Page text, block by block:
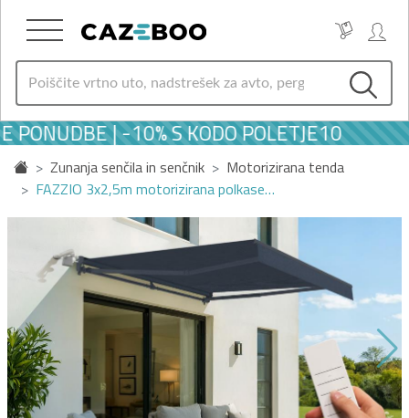
| -10% S KODO POLETJE10
Zunanja senčila in senčnik
Motorizirana tenda
FAZZIO 3x2,5m motorizirana polkase…